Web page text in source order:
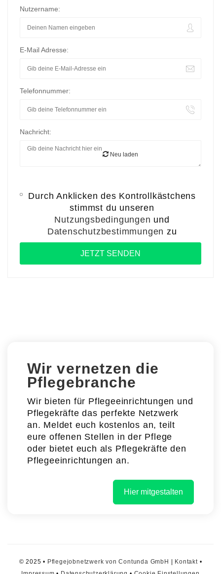
Nutzername:
E-Mail Adresse:
Telefonnummer:
Nachricht:
Neu laden
Durch Anklicken des Kontrollkästchens
stimmst du unseren
Nutzungsbedingungen und
Datenschutzbestimmungen zu
Wir vernetzen die
Pflegebranche
Wir bieten für Pflegeeinrichtungen und
Pflegekräfte das perfekte Netzwerk
an. Meldet euch kostenlos an, teilt
eure offenen Stellen in der Pflege
oder bietet euch als Pflegekräfte den
Pflegeeinrichtungen an.
Hier mitgestalten
© 2025 • Pflegejobnetzwerk von Contunda GmbH Kontakt•